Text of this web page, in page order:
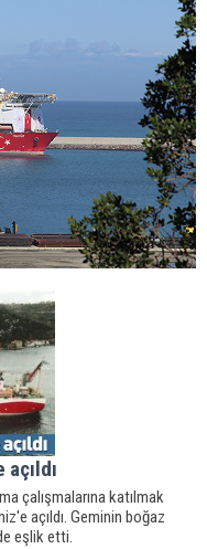
çalışmalarına katılmak
açıldı. Geminin boğaz
eşlik etti.